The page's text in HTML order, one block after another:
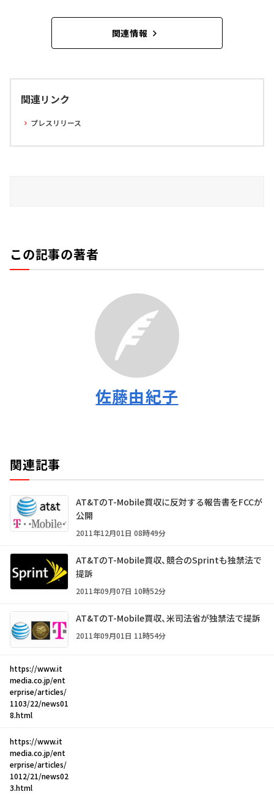
関連情報
関連リンク
プレスリリース
この記事の著者
佐藤由紀子
関連記事
AT&TのT-Mobile買収に反対する報告書をFCCが
公開
2011年12月01日 08時49分
AT&TのT-Mobile買収、競合のSprintも独禁法で
提訴
2011年09月07日 10時52分
AT&TのT-Mobile買収、米司法省が独禁法で提訴
2011年09月01日 11時54分
https://www.it
media.co.jp/ent
erprise/articles/
1103/22/news01
8.html
https://www.it
media.co.jp/ent
erprise/articles/
1012/21/news02
3.html